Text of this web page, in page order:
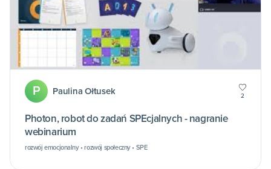
P Paulina Ołtusek 2
Photon, robot do zadań SPEcjalnych - nagranie
webinarium
rozwój emocjonalny • rozwój społeczny • SPE